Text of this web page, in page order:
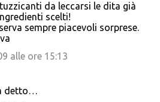
da leccarsi le dita già
scelti!
sempre piacevoli sorprese.
alle ore 15:13
detto…